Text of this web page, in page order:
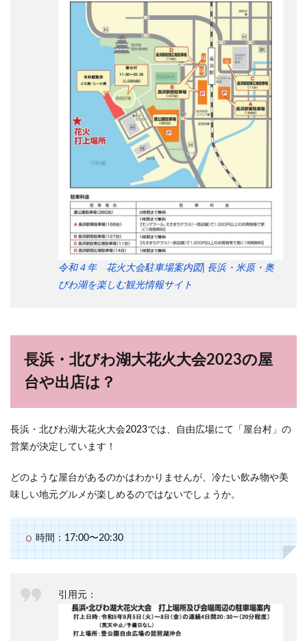
令和４年 花火大会駐車場案内図| 長浜・米原・奥
びわ湖を楽しむ観光情報サイト
長浜・北びわ湖大花火大会2023の屋
台や出店は？
長浜・北びわ湖大花火大会2023では、自由広場にて「屋台村」の
営業が決定しています！
どのような屋台があるのかはわかりませんが、冷たい飲み物や美
味しい地元グルメが楽しめるのではないでしょうか。
時間：17:00〜20:30
引用元：